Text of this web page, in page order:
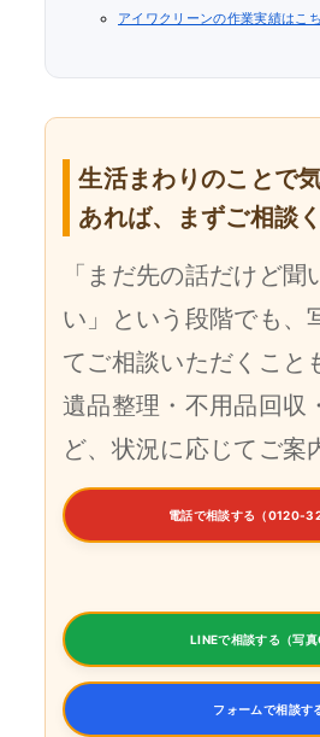
アイワクリーンの作業実績はこ
生活まわりのことで
あれば、まずご相談
「まだ先の話だけど聞
い」という段階でも、
てご相談いただくこと
遺品整理・不用品回収
ど、状況に応じてご案
電話で相談する（0120-
LINEで相談する（写真
フォームで相談す